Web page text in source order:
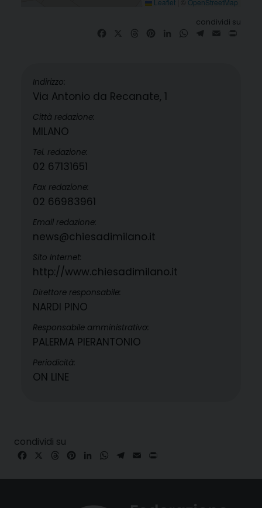
Leaflet
OpenStreetMap
condividi su
FacebookThreadsPinterest
LinkedInWhatsApp
Telegram
Email
Indirizzo:
Via Antonio da Recanate, 1
Città redazione:
MILANO
Tel. redazione:
02 67131651
Fax redazione:
02 66983961
Email redazione:
news@chiesadimilano.it
Sito Internet:
http://www.chiesadimilano.it
Direttore responsabile:
NARDI PINO
Responsabile amministrativo:
PALERMA PIERANTONIO
Periodicità:
ON LINE
condividi su
FacebookThreadsPinterest
LinkedInWhatsApp
Telegram
Email